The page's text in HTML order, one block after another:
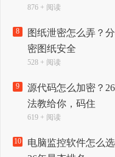
876 + 阅读
8
图纸泄密怎么弄？
密图纸安全
528 + 阅读
9
源代码怎么加密？
法教给你，码住
619 + 阅读
10
电脑监控软件怎么